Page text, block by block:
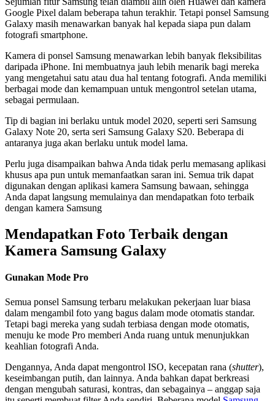
Google Pixel dalam beberapa tahun terakhir. Tetapi ponsel Samsung
Galaxy masih menawarkan banyak hal kepada siapa pun dalam
fotografi smartphone.
Kamera di ponsel Samsung menawarkan lebih banyak fleksibilitas
daripada iPhone. Ini membuatnya jauh lebih menarik bagi mereka
yang mengetahui satu atau dua hal tentang fotografi. Anda memiliki
berbagai mode dan kemampuan untuk mengontrol setelan utama,
sebagai permulaan.
Tip di bagian ini berlaku untuk model 2020, seperti seri Samsung
Galaxy Note 20, serta seri Samsung Galaxy S20. Beberapa di
antaranya juga akan berlaku untuk model lama.
Perlu juga disampaikan bahwa Anda tidak perlu memasang aplikasi
khusus apa pun untuk memanfaatkan saran ini. Semua trik dapat
digunakan dengan aplikasi kamera Samsung bawaan, sehingga
Anda dapat langsung memulainya dan mendapatkan foto terbaik
dengan kamera Samsung
Mendapatkan Foto Terbaik dengan
Kamera Samsung Galaxy
Gunakan Mode Pro
Semua ponsel Samsung terbaru melakukan pekerjaan luar biasa
dalam mengambil foto yang bagus dalam mode otomatis standar.
Tetapi bagi mereka yang sudah terbiasa dengan mode otomatis,
menuju ke mode Pro memberi Anda ruang untuk menunjukkan
keahlian fotografi Anda.
Dengannya, Anda dapat mengontrol ISO, kecepatan rana (shutter),
keseimbangan putih, dan lainnya. Anda bahkan dapat berkreasi
dengan mengubah saturasi, kontras, dan sebagainya – anggap saja